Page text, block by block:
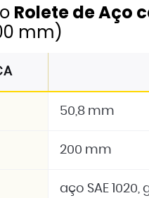
Rolete de Aço
mm)
50,8 mm
200 mm
aço SAE